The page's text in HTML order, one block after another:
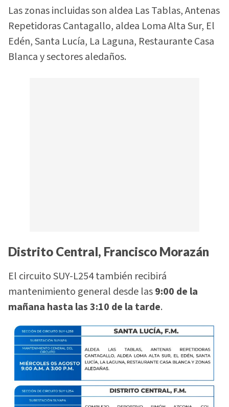
Las zonas incluidas son aldea Las Tablas, Antenas
Repetidoras Cantagallo, aldea Loma Alta Sur, El
Edén, Santa Lucía, La Laguna, Restaurante Casa
Blanca y sectores aledaños.
Distrito Central, Francisco Morazán
El circuito SUY-L254 también recibirá
mantenimiento general desde las9:00 de la
mañana hasta las 3:10 de la tarde.